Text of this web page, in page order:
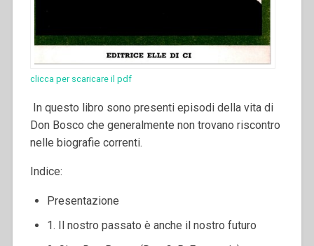
clicca per scaricare il pdf
In questo libro sono presenti episodi della vita di
Don Bosco che generalmente non trovano riscontro
nelle biografie correnti.
Indice:
Presentazione
1. Il nostro passato è anche il nostro futuro